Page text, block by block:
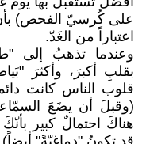
على كُرسيّ الفحص) بأن
اعتباراً من الغَدّ.
وعندما تذهبُ إلى
بقلبِ أكبرَ، وأكثرَ
قلوب الناس كانت
(وقبلَ أن يضَعَ
هناكَ احتمالٌ كبير